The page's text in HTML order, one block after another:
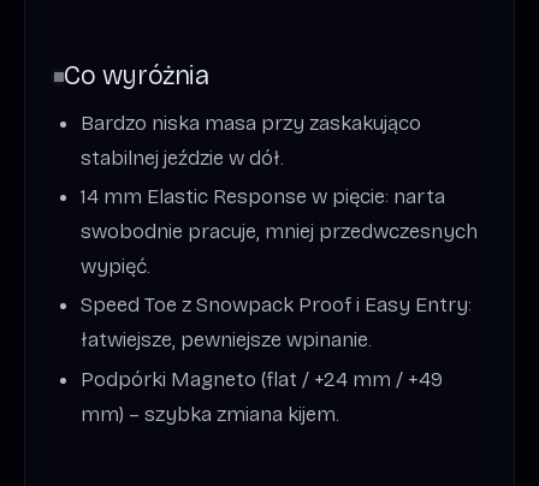
Co wyróżnia
Bardzo niska masa przy zaskakująco
stabilnej jeździe w dół.
14 mm Elastic Response w pięcie: narta
swobodnie pracuje, mniej przedwczesnych
wypięć.
Speed Toe z Snowpack Proof i Easy Entry:
łatwiejsze, pewniejsze wpinanie.
Podpórki Magneto (flat / +24 mm / +49
mm) – szybka zmiana kijem.